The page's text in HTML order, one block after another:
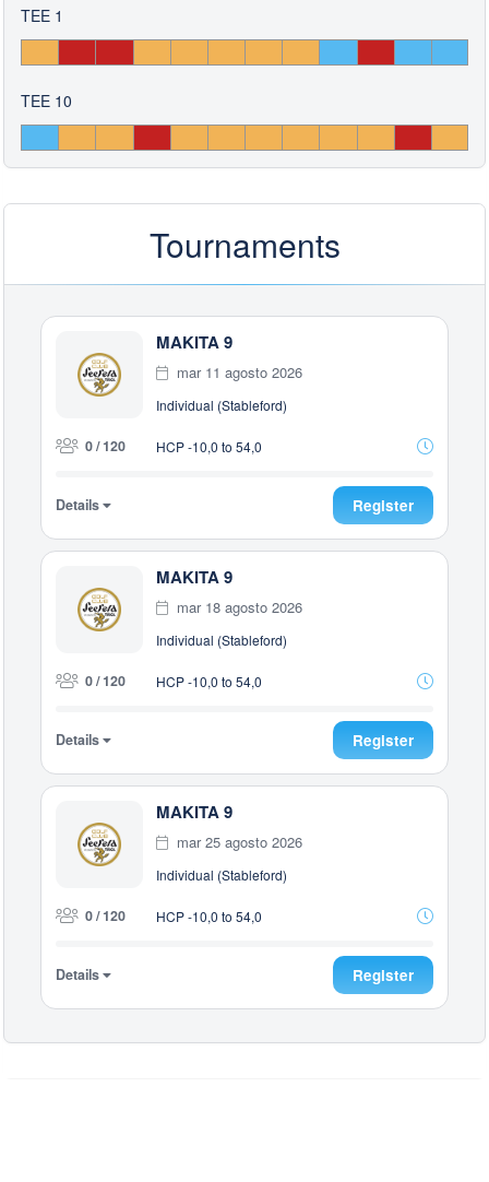
TEE 1
TEE 10
Tournaments
MAKITA 9
mar 11 agosto 2026
Individual (Stableford)
0 / 120 HCP -10,0 to 54,0
Details Register
MAKITA 9
mar 18 agosto 2026
Individual (Stableford)
0 / 120 HCP -10,0 to 54,0
Details Register
MAKITA 9
mar 25 agosto 2026
Individual (Stableford)
0 / 120 HCP -10,0 to 54,0
Details Register